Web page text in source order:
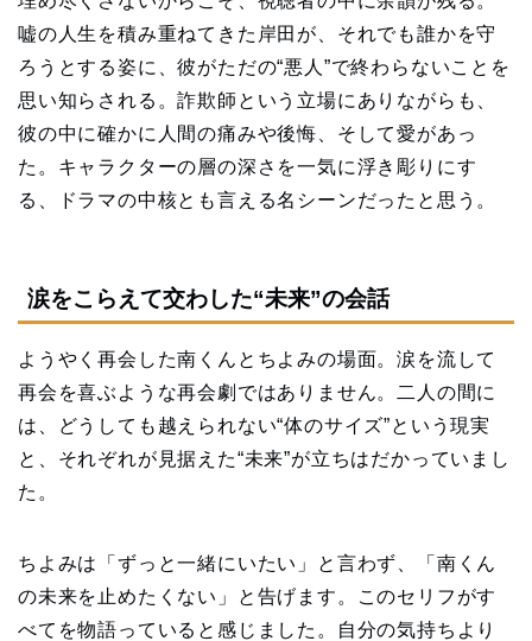
嘘の人生を積み重ねてきた岸田が、それでも誰かを守
ろうとする姿に、彼がただの“悪人”で終わらないことを
思い知らされる。詐欺師という立場にありながらも、
彼の中に確かに人間の痛みや後悔、そして愛があっ
た。キャラクターの層の深さを一気に浮き彫りにす
る、ドラマの中核とも言える名シーンだったと思う。
涙をこらえて交わした“未来”の会話
ようやく再会した南くんとちよみの場面。涙を流して
再会を喜ぶような再会劇ではありません。二人の間に
は、どうしても越えられない“体のサイズ”という現実
と、それぞれが見据えた“未来”が立ちはだかっていまし
た。
ちよみは「ずっと一緒にいたい」と言わず、「南くん
の未来を止めたくない」と告げます。このセリフがす
べてを物語っていると感じました。自分の気持ちより